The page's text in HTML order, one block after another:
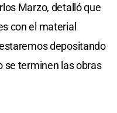
Marzo, detalló que
con el material
depositando
se terminen las obras